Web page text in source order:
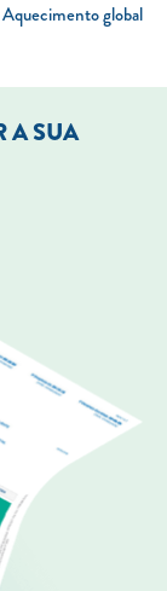
Aquecimento global
A SUA